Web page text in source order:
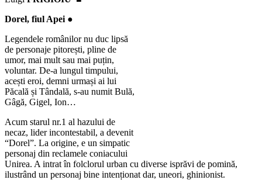
Dorel, fiul Apei ●
Legendele românilor nu duc lipsă
de personaje pitorești, pline de
umor, mai mult sau mai puțin,
voluntar. De-a lungul timpului,
acești eroi, demni urmași ai lui
Păcală și Tândală, s-au numit Bulă,
Gâgă, Gigel, Ion…
Acum starul nr.1 al hazului de
necaz, lider incontestabil, a devenit
“Dorel”. La origine, e un simpatic
personaj din reclamele coniacului
Unirea. A intrat în folclorul urban cu diverse isprăvi de pomină,
ilustrând un personaj bine intenționat dar, uneori, ghinionist.